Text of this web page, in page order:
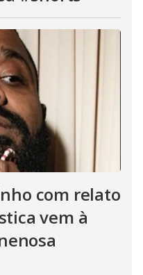
com relato
vem à